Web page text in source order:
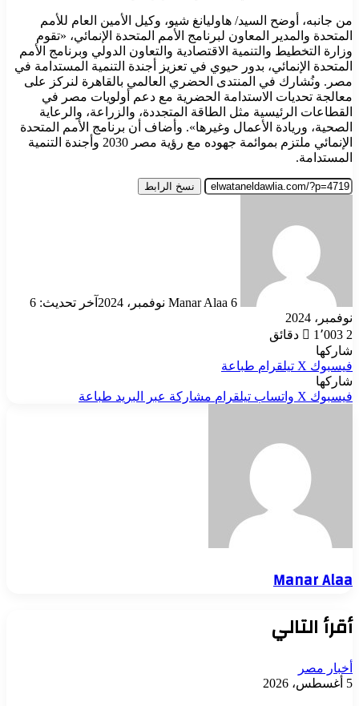
من جانبه، أوضح السيد/ هاوليانغ شيو، وكيل الأمين العام للأمم
المتحدة والمدير المعاون لبرنامج الأمم المتحدة الإنمائي، «تقوم
وزارة التخطيط والتنمية الاقتصادية والتعاون الدولي وبرنامج الأمم
المتحدة الإنمائي، بدور حيوي في تعزيز أجندة التنمية المستدامة في
مصر. ونُشارك في المنتدى الحضري العالمي بالقاهرة لنركز على
معالجة تحديات الاستدامة الحضرية مع دعم أولويات مصر في
القطاعات الرئيسية مثل الطاقة المتجددة، والزراعة، والرعاية
الصحية، وريادة الأعمال وغيرها». وأضاف أن برنامج الأمم المتحدة
الإنمائي ملتزم بموائمة جهوده مع رؤية مصر 2030 وأجندة التنمية
المستدامة.
نسخ الرابط
Manar Alaa 6 نوفمبر، 2024
آخر تحديث: 6
نوفمبر، 2024
1٬003 2 دقائق
شاركها
فيسبوك ‫X تيلقرام طباعة
شاركها
فيسبوك ‫X واتساب تيلقرام مشاركة عبر البريد طباعة
Manar Alaa
أقرأ التالي
أخبار مصر
5 أغسطس، 2026